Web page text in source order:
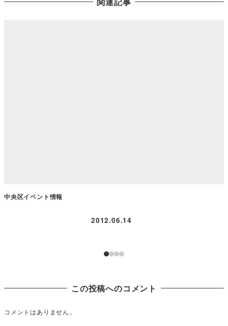
中央区イベント情報
2012.06.14
この投稿へのコメント
コメントはありません。